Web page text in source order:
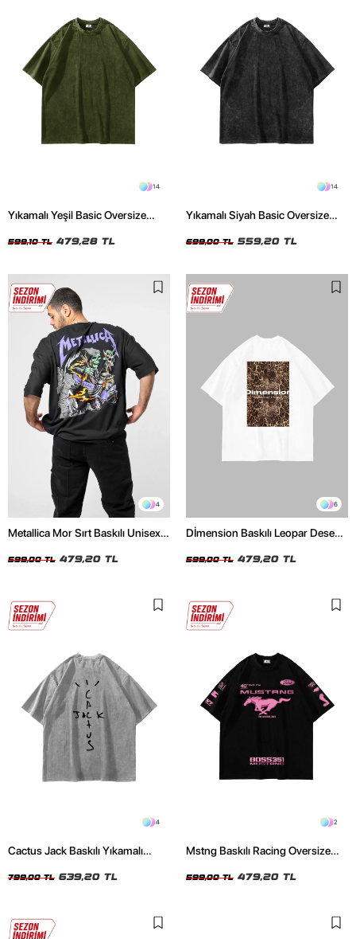
14
Yıkamalı Yeşil Basic Oversize
599,10 TL 479,28 TL
14
Yıkamalı Siyah Basic Oversize
699,00 TL 559,20 TL
4
Metallica Mor Sırt Baskılı Unisex
599,00 TL 479,20 TL
6
Dİmension Baskılı Leopar Desenli
Tshirt
599,00 TL 479,20 TL
4
Cactus Jack Baskılı Yıkamalı
799,00 TL 639,20 TL
2
Mstng Baskılı Racing Oversize
599,00 TL 479,20 TL